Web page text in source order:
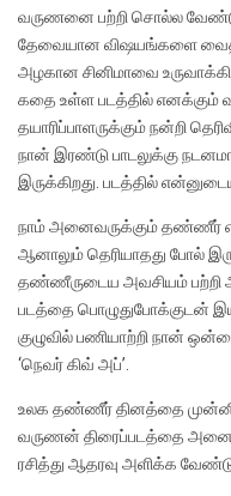
வருணனை பற்றி சொல்ல
தேவையான விஷயங்களை
அழகான சினிமாவை
கதை உள்ள படத்தில் எனக்கும்
தயாரிப்பாளருக்கும் நன்றி
நான் இரண்டு பாடலுக்கு
இருக்கிறது. படத்தில்
நாம் அனைவருக்கும் தண்ணீர்
ஆனாலும் தெரியாதது போல்
தண்ணீருடைய அவசியம் பற்றி
படத்தை பொழுதுபோக்குடன்
குழுவில் பணியாற்றி நான்
‘நெவர் கிவ் அப்’.
உலக தண்ணீர் தினத்தை
வருணன் திரைப்படத்தை
ரசித்து ஆதரவு அளிக்க